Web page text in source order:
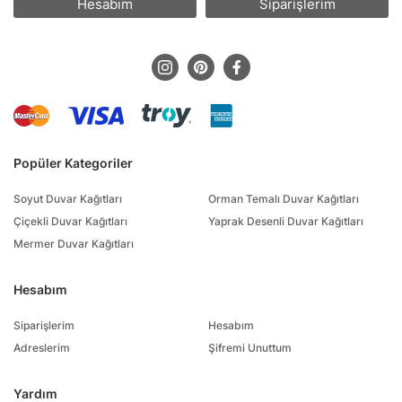
Popüler Kategoriler
Soyut Duvar Kağıtları
Çiçekli Duvar Kağıtları
Mermer Duvar Kağıtları
Orman Temalı Duvar Kağıtları
Yaprak Desenli Duvar Kağıtları
Hesabım
Siparişlerim
Adreslerim
Hesabım
Şifremi Unuttum
Yardım
Hesabım Siparişlerim